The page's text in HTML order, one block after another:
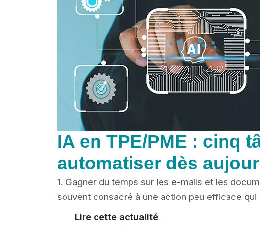
IA en TPE/PME : cinq
automatiser dès
1. Gagner du temps sur les e-mails et les
souvent consacré à une action peu efficace
Lire cette actualité